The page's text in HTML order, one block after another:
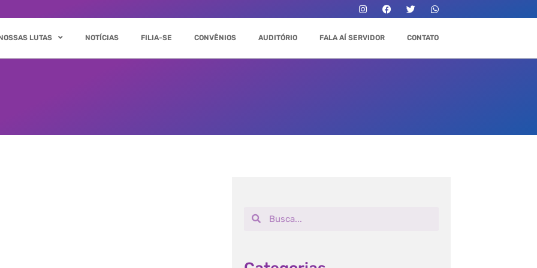
LUTAS NOTÍCIAS FILIA-SE CONVÊNIOS AUDITÓRIO FALA AÍ SERVIDOR CONTATO